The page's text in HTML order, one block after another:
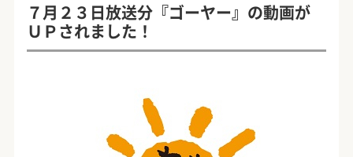
７月２３日放送分『ゴーヤー』の動画が
ＵＰされました！